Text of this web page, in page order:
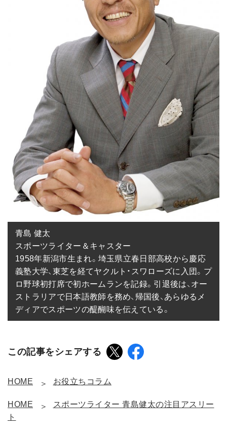
青島 健太
スポーツライター＆キャスター
1958年新潟市生まれ。埼玉県立春日部高校から慶応
義塾大学、東芝を経てヤクルト・スワローズに入団。プ
ロ野球初打席で初ホームランを記録。引退後は、オー
ストラリアで日本語教師を務め、帰国後、あらゆるメ
ディアでスポーツの醍醐味を伝えている。
この記事をシェアする
HOME お役立ちコラム
HOME
スポーツライター 青島健太の注目アスリー
ト